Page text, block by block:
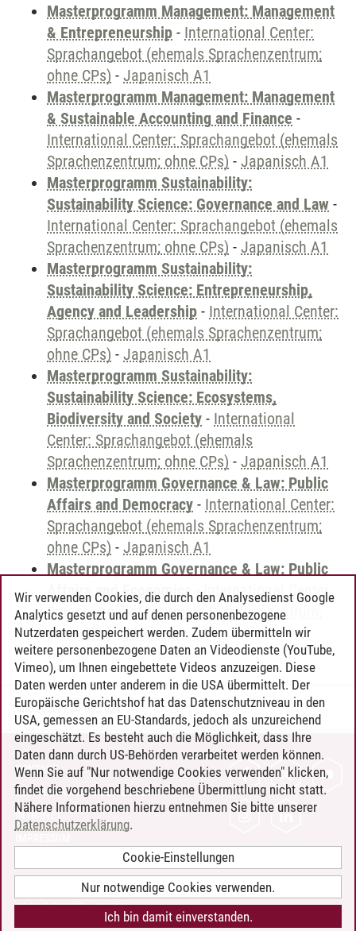
Masterprogramm Management: Management
& Entrepreneurship - International Center:
Sprachangebot (ehemals Sprachenzentrum;
ohne CPs) - Japanisch A1
Masterprogramm Management: Management
& Sustainable Accounting and Finance -
International Center: Sprachangebot (ehemals
Sprachenzentrum; ohne CPs) - Japanisch A1
Masterprogramm Sustainability:
Sustainability Science: Governance and Law -
International Center: Sprachangebot (ehemals
Sprachenzentrum; ohne CPs) - Japanisch A1
Masterprogramm Sustainability:
Sustainability Science: Entrepreneurship,
Agency and Leadership - International Center:
Sprachangebot (ehemals Sprachenzentrum;
ohne CPs) - Japanisch A1
Masterprogramm Sustainability:
Sustainability Science: Ecosystems,
Biodiversity and Society - International
Center: Sprachangebot (ehemals
Sprachenzentrum; ohne CPs) - Japanisch A1
Masterprogramm Governance & Law: Public
Affairs and Democracy - International Center:
Sprachangebot (ehemals Sprachenzentrum;
ohne CPs) - Japanisch A1
Masterprogramm Governance & Law: Public
Affairs and Economics-International Center:
Sprachangebot (ehemals Sprachenzentrum;
ohne CPs)-Japanisch A1
Timo Leder/30.06.2024
KONTAKT
LEUPHANA ALS ARBEITGEBER
INTRANET
BARRIEREFREIHEIT
COOKIE-EINSTELLUNGEN
Wir verwenden Cookies, die durch den Analysedienst Google
Analytics gesetzt und auf denen personenbezogene
Nutzerdaten gespeichert werden. Zudem übermitteln wir
weitere personenbezogene Daten an Videodienste (YouTube,
Vimeo), um Ihnen eingebettete Videos anzuzeigen. Diese
Daten werden unter anderem in die USA übermittelt. Der
Europäische Gerichtshof hat das Datenschutzniveau in den
USA, gemessen an EU-Standards, jedoch als unzureichend
eingeschätzt. Es besteht auch die Möglichkeit, dass Ihre
Daten dann durch US-Behörden verarbeitet werden können.
Wenn Sie auf "Nur notwendige Cookies verwenden" klicken,
findet die vorgehend beschriebene Übermittlung nicht statt.
Nähere Informationen hierzu entnehmen Sie bitte unserer
Datenschutzerklärung.
Cookie-Einstellungen
Nur notwendige Cookies verwenden.
Ich bin damit einverstanden.